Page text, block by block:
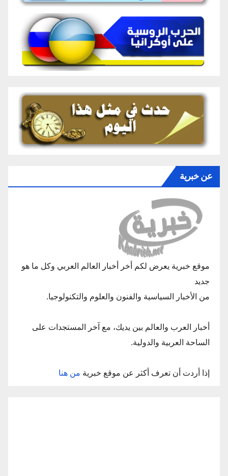
عن خبرية
موقع خبرية يعرض لكم أخر أخبار العالم العربي وكل ما هو
جديد
من الأخبار السياسية والفنون والعلوم والتكنولوجيا.
أخبار العرب والعالم بين يديك، مع آخر المستجدات على
الساحة العربية والدولية.
إذا أردت أن تعرف أكثر عن موقع خبرية من هنا